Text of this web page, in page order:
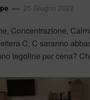
25 Giugno 2022
Concentrazione,
C. C saranno
tegoline per cena?
#iolavoroqui
#adoa